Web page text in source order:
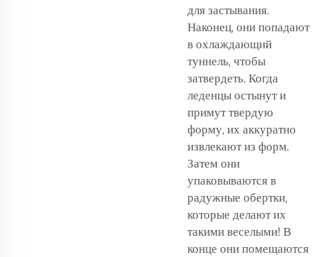
для застывания.
Наконец, они попадают
в охлаждающий
туннель, чтобы
затвердеть. Когда
леденцы остынут и
примут твердую
форму, их аккуратно
извлекают из форм.
Затем они
упаковываются в
радужные обертки,
которые делают их
такими веселыми! В
конце они помещаются